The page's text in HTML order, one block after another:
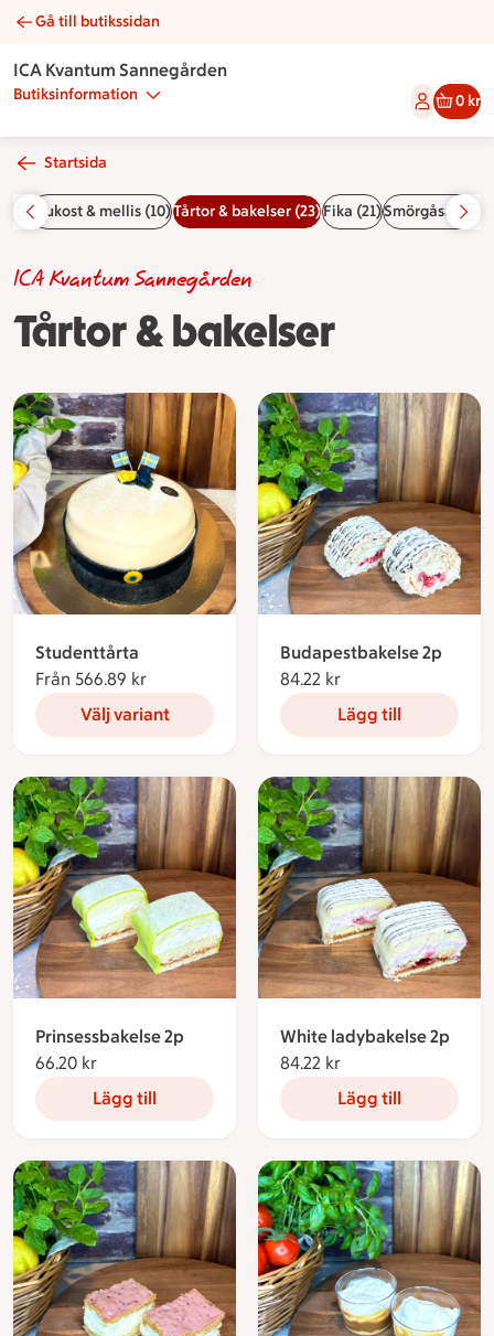
Tårtor & bakelser | Catering ICA Kvantum Sannegården
Gå till butikssidan
ICA Kvantum Sannegården
Butiksinformation 0 kr
Startsida
Frukost & mellis (10)Tårtor & bakelser (23)Fika (21)Smörgåsar &
Tårtor & bakelser
ICA Kvantum Sannegården
Studenttårta
Från 566.89 kr Från 566.89 kronor
Välj variant
Budapestbakelse 2p
84.22 kr
Lägg till
Prinsessbakelse 2p
66.20 kr
Lägg till
White ladybakelse 2p
84.22 kr
Lägg till